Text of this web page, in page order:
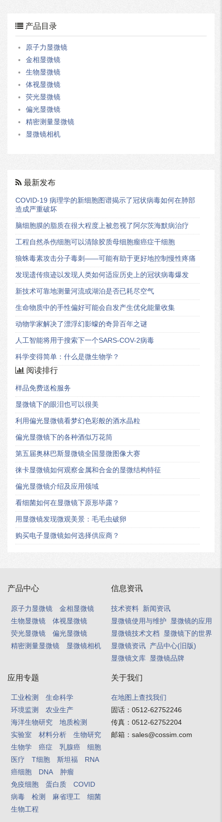
产品目录
原子力显微镜
金相显微镜
生物显微镜
体视显微镜
荧光显微镜
偏光显微镜
精密测量显微镜
显微镜相机
最新发布
COVID-19 病理学的新细胞图谱揭示了冠状病毒如何在肺部
造成严重破坏
脑细胞膜的脂质在很大程度上被忽视了阿尔茨海默病治疗
工程自然杀伤细胞可以清除胶质母细胞瘤癌症干细胞
狼蛛毒素攻击分子毒刺——可能有助于更好地控制慢性疼痛
发现遗传痕迹以发现人类如何适应历史上的冠状病毒爆发
新技术可靠地测量河流或湖泊是否已耗尽空气
生命物质中的手性偏好可能会自发产生优化能量收集
动物学家解决了漂浮幻影蠓的奇异百年之谜
人工智能将用于搜索下一个SARS-COV-2病毒
科学变得简单：什么是微生物学？
阅读排行
样品免费送检服务
显微镜下的眼泪也可以很美
利用偏光显微镜看梦幻色彩般的酒水晶粒
偏光显微镜下的各种酒似万花筒
第五届奥林巴斯显微镜全国显微图像大赛
徕卡显微镜如何观察金属和合金的显微结构特征
偏光显微镜介绍及应用领域
看细菌如何在显微镜下原形毕露？
用显微镜发现微观美景：毛毛虫破卵
购买电子显微镜如何选择供应商？
产品中心
原子力显微镜
金相显微镜
生物显微镜
体视显微镜
荧光显微镜
偏光显微镜
精密测量显微镜
显微镜相机
信息资讯
技术资料 新闻资讯
显微镜使用与维护
显微镜的应用
显微镜技术文档
显微镜下的世界
显微镜资讯 产品中心(旧版)
显微镜文库 显微镜品牌
应用专题
工业检测
生命科学
环境监测
农业生产
海洋生物研究
地质检测
实验室
材料分析
生物研究
生物学
癌症 乳腺癌
细胞
医疗
T细胞 斯坦福
RNA
癌细胞
DNA
肿瘤
免疫细胞
蛋白质
COVID
病毒
检测 麻省理工
细菌
生物工程
关于我们
在地图上查找我们
固话： 0512-62752246
传真： 0512-62752204
邮箱： sales@cossim.com